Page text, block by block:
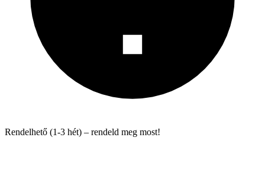
Rendelhető (1-3 hét) – rendeld meg most!